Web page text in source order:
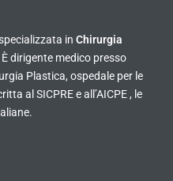
in Chirurgia
È dirigente medico presso
Plastica, ospedale per le
al SICPRE e all’AICPE , le